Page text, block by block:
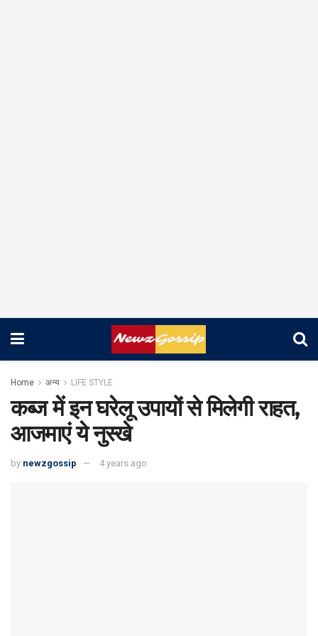
Home अन्य LIFE STYLE
कब्‍ज में इन घरेलू उपायों से मिलेगी राहत,
आजमाएं ये नुस्खे
by newzgossip 4 years ago